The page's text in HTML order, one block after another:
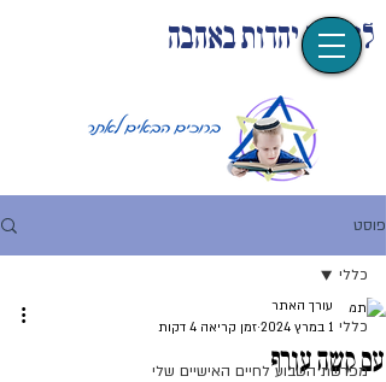
לומדים יהדות באהבה
פוסט
כללי
מפרשת השבוע לחיים האישיים שלי
כללי
עם קשה עורף
עורך האתר
1 במרץ 2024
זמן קריאה 4 דקות